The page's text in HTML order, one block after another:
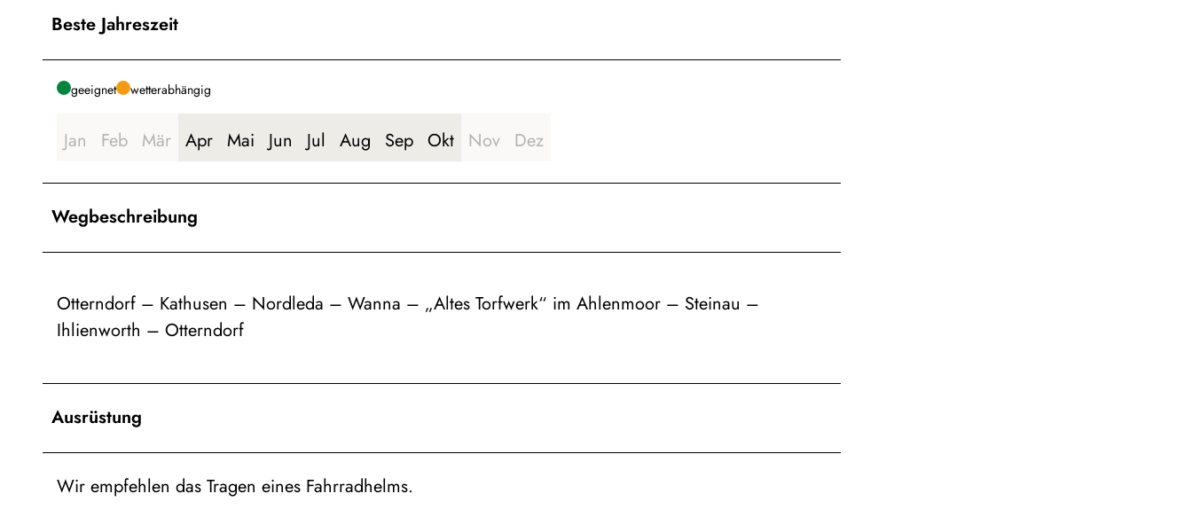
Beste Jahreszeit
geeignet wetterabhängig
Jan Feb Mär Apr Mai Jun Jul Aug Sep Okt Nov Dez
Wegbeschreibung
Otterndorf – Kathusen – Nordleda – Wanna – „Altes Torfwerk“ im Ahlenmoor – Steinau –
Ihlienworth – Otterndorf
Ausrüstung
Wir empfehlen das Tragen eines Fahrradhelms.